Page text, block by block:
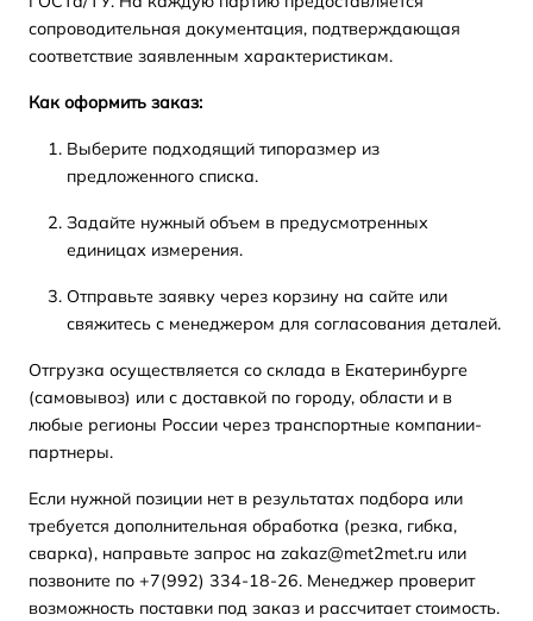
сопроводительная документация, подтверждающая
соответствие заявленным характеристикам.
Как оформить заказ:
Выберите подходящий типоразмер из
предложенного списка.
Задайте нужный объем в предусмотренных
единицах измерения.
Отправьте заявку через корзину на сайте или
свяжитесь с менеджером для согласования деталей.
Отгрузка осуществляется со склада в Екатеринбурге
(самовывоз) или с доставкой по городу, области и в
любые регионы России через транспортные компании-
партнеры.
Если нужной позиции нет в результатах подбора или
требуется дополнительная обработка (резка, гибка,
сварка), направьте запрос на zakaz@met2met.ru или
позвоните по +7(992) 334-18-26. Менеджер проверит
возможность поставки под заказ и рассчитает стоимость.